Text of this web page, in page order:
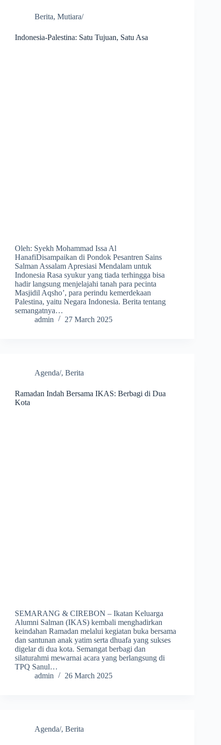
Berita, Mutiara/
Indonesia-Palestina: Satu Tujuan, Satu Asa
Oleh: Syekh Mohammad Issa Al
HanafiDisampaikan di Pondok Pesantren Sains
Salman Assalam Apresiasi Mendalam untuk
Indonesia Rasa syukur yang tiada terhingga bisa
hadir langsung menjelajahi tanah para pecinta
Masjidil Aqsho’, para perindu kemerdekaan
Palestina, yaitu Negara Indonesia. Berita tentang
semangatnya…
admin
27 March 2025
Agenda/, Berita
Ramadan Indah Bersama IKAS: Berbagi di Dua
Kota
SEMARANG & CIREBON – Ikatan Keluarga
Alumni Salman (IKAS) kembali menghadirkan
keindahan Ramadan melalui kegiatan buka bersama
dan santunan anak yatim serta dhuafa yang sukses
digelar di dua kota. Semangat berbagi dan
silaturahmi mewarnai acara yang berlangsung di
TPQ Sanul…
admin
26 March 2025
Agenda/, Berita